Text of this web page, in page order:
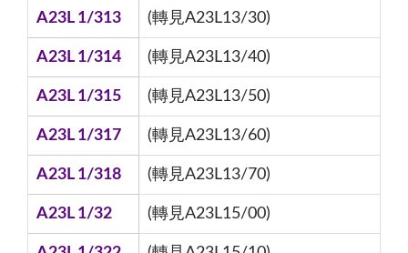
A23L 1/313 (轉見A23L13/30)
A23L 1/314 (轉見A23L13/40)
A23L 1/315 (轉見A23L13/50)
A23L 1/317 (轉見A23L13/60)
A23L 1/318 (轉見A23L13/70)
A23L 1/32 (轉見A23L15/00)